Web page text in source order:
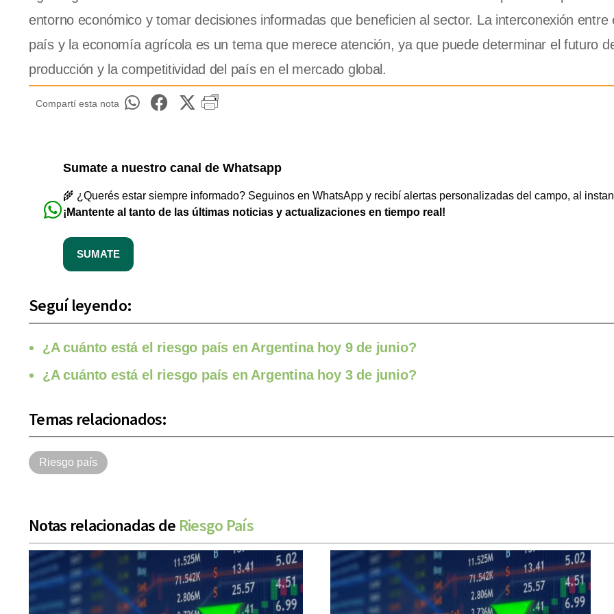
entorno económico y tomar decisiones informadas que beneficien al sector. La interconexión entre
país y la economía agrícola es un tema que merece atención, ya que puede determinar el futuro
producción y la competitividad del país en el mercado global.
Compartí esta nota
Sumate a nuestro canal de Whatsapp
🌾 ¿Querés estar siempre informado? Seguinos en WhatsApp y recibí alertas personalizadas del campo, al
¡Mantente al tanto de las últimas noticias y actualizaciones en tiempo real!
SUMATE
Seguí leyendo:
¿A cuánto está el riesgo país en Argentina hoy 9 de junio?
¿A cuánto está el riesgo país en Argentina hoy 3 de junio?
Temas relacionados:
Riesgo país
Notas relacionadas de Riesgo País